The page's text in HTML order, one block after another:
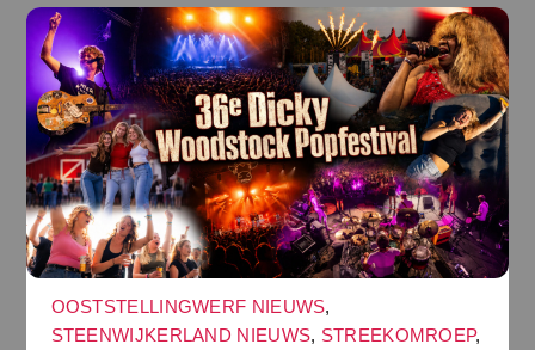
OOSTSTELLINGWERF NIEUWS,
STEENWIJKERLAND NIEUWS, STREEKOMROEP,